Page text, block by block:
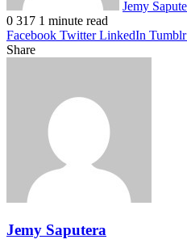
Jemy
0 317 1 minute read
Facebook Twitter LinkedIn Tumblr
Share
Jemy Saputera